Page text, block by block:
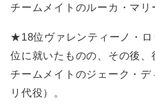
チームメイトのルーカ・マリ
★18位ヴァレンティーノ・
位に就いたものの、その後、
チームメイトのジェーク・
リ代役）。